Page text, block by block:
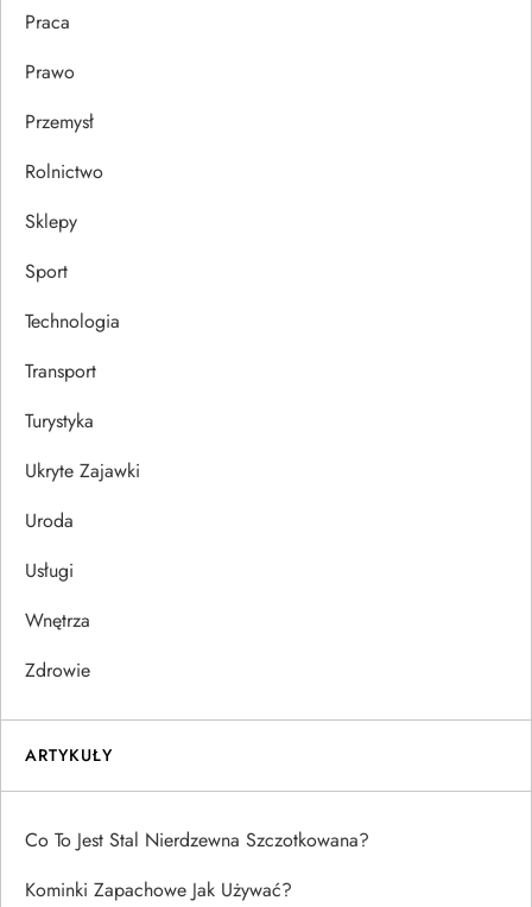
Praca
Prawo
Przemysł
Rolnictwo
Sklepy
Sport
Technologia
Transport
Turystyka
Ukryte Zajawki
Uroda
Usługi
Wnętrza
Zdrowie
ARTYKUŁY
Co To Jest Stal Nierdzewna Szczotkowana?
Kominki Zapachowe Jak Używać?